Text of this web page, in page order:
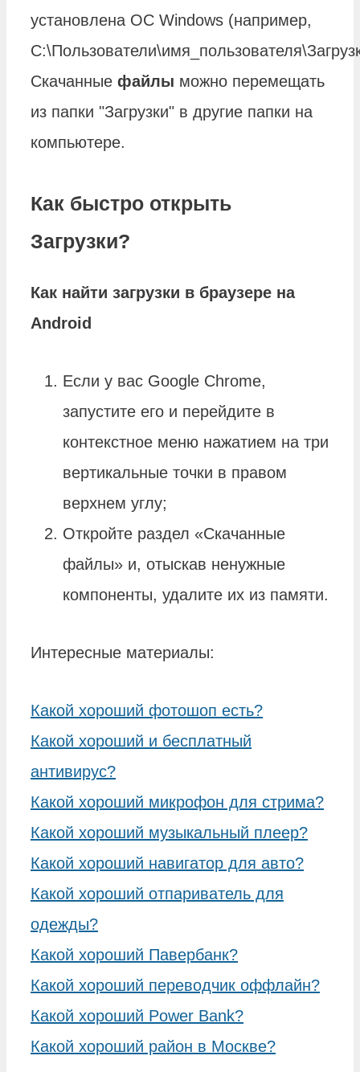
установлена ОС Windows (например,
Скачанные файлы можно перемещать
из папки "Загрузки" в другие папки на
компьютере.
Как быстро открыть
Загрузки?
Как найти загрузки в браузере на
Android
Если у вас Google Chrome,
запустите его и перейдите в
контекстное меню нажатием на три
вертикальные точки в правом
верхнем углу;
Откройте раздел «Скачанные
файлы» и, отыскав ненужные
компоненты, удалите их из памяти.
Интересные материалы:
Какой хороший фотошоп есть?
Какой хороший и бесплатный
антивирус?
Какой хороший микрофон для стрима?
Какой хороший музыкальный плеер?
Какой хороший навигатор для авто?
Какой хороший отпариватель для
одежды?
Какой хороший Павербанк?
Какой хороший переводчик оффлайн?
Какой хороший Power Bank?
Какой хороший район в Москве?